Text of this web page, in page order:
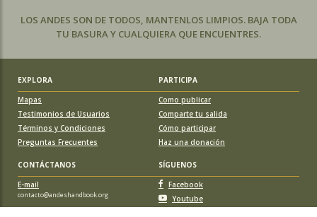
LOS ANDES SON DE TODOS, MANTENLOS LIMPIOS. BAJA TODA
TU BASURA Y CUALQUIERA QUE ENCUENTRES.
EXPLORA
PARTICIPA
Mapas
Testimonios de Usuarios
Términos y Condiciones
Preguntas Frecuentes
Como publicar
Comparte tu salida
Cómo participar
Haz una donación
CONTÁCTANOS
SÍGUENOS
E-mail
contacto@andeshandbook.org
Facebook
Youtube